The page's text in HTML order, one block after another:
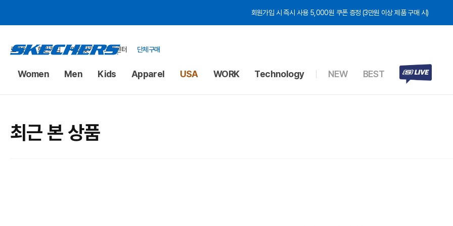
회원가입 시 즉시 사용 5,000원 쿠폰 증정 (3만원 이상 제품 구매 시)
로그인 회원가입 매장찾기 고객센터 단체구매
Women Men Kids Apparel USA WORK Technology NEW BEST
최근 본 상품